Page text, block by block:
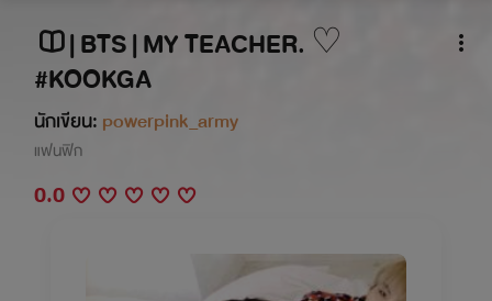
| BTS | MY TEACHER. ♡
#KOOKGA
นักเขียน: powerpink_army
แฟนฟิก
0.0